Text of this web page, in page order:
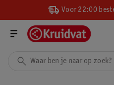
Voor 22:00